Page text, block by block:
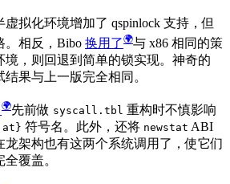
虚拟化环境增加了 qspinlock 支持，但
。相反，Bibo 换用了
与 x86 相同的策
境，则回退到简单的锁实现。神奇的
果与上一版完全相同。
先前做 syscall.tbl 重构时不慎影响
符号名。此外，还将 newstat ABI
架构也有这两个系统调用了，使它们
覆盖。